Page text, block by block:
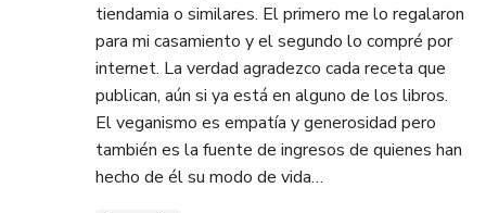
tiendamia o similares. El primero me lo regalaron
para mi casamiento y el segundo lo compré por
internet. La verdad agradezco cada receta que
publican, aún si ya está en alguno de los libros.
El veganismo es empatía y generosidad pero
también es la fuente de ingresos de quienes han
hecho de él su modo de vida…